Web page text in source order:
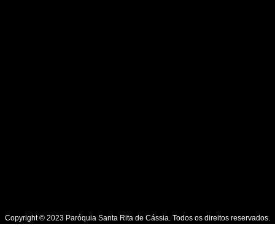
Copyright © 2023 Paróquia Santa Rita de Cássia. Todos os direitos reservados.